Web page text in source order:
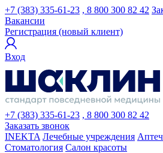
+7 (383) 335-61-23 , 8 800 300 82 42
Вакансии
Регистрация (новый клиент)
Вход
+7 (383) 335-61-23 , 8 800 300 82 42
Заказать звонок
INEKTA Лечебные учреждения
Стоматология Салон красоты